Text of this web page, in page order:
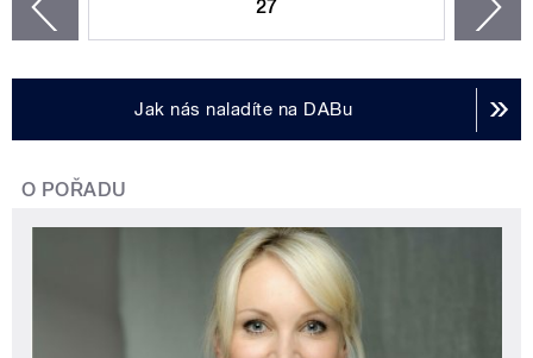
27
Jak nás naladíte na DABu
O POŘADU